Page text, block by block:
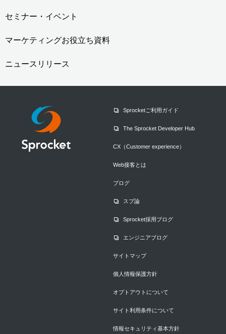
セミナー・イベント
マーケティングお役立ち資料
ニュースリリース
Sprocketご利用ガイド
The Sprocket Developer Hub
CX（Customer experience）
Web接客とは
ブログ
スプ論
Sprocket採用ブログ
エンジニアブログ
サイトマップ
個人情報保護方針
オプトアウトについて
サイト利用条件について
情報セキュリティ基本方針